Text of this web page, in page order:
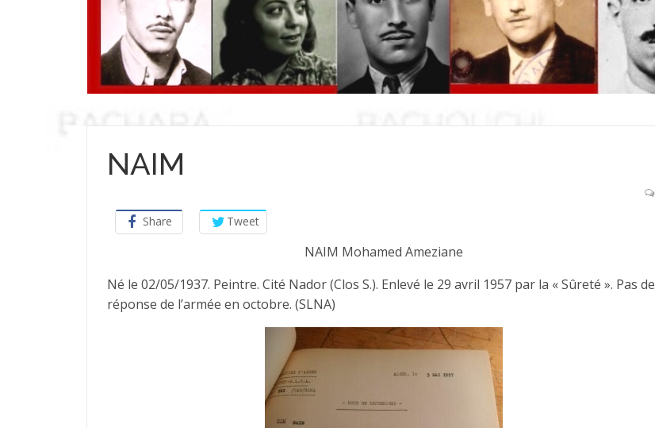
NAIM
Share Tweet
NAIM Mohamed Ameziane
Né le 02/05/1937. Peintre. Cité Nador (Clos S.). Enlevé le 29 avril 1957 par la « Sûreté ». Pas de
réponse de l’armée en octobre. (SLNA)